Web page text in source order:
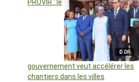
© DR
PROVIR : le
gouvernement veut accélérer les
chantiers dans les villes